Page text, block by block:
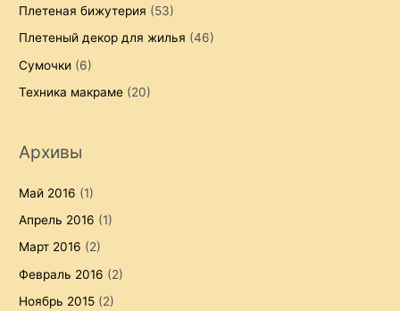
Плетеная бижутерия (53)
Плетеный декор для жилья (46)
Сумочки (6)
Техника макраме (20)
Архивы
Май 2016 (1)
Апрель 2016 (1)
Март 2016 (2)
Февраль 2016 (2)
Ноябрь 2015 (2)